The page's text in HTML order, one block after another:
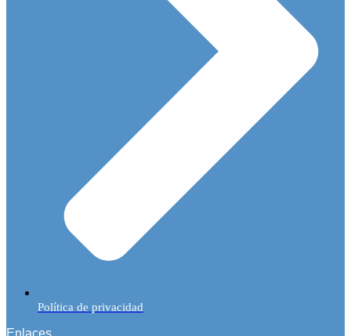
Política de privacidad
Enlaces